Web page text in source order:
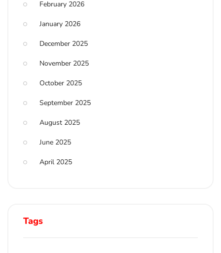
February 2026
January 2026
December 2025
November 2025
October 2025
September 2025
August 2025
June 2025
April 2025
Tags